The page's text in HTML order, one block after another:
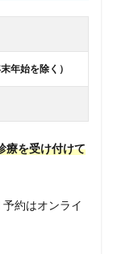
年始を除く）
療を受け付けて
約はオンライ